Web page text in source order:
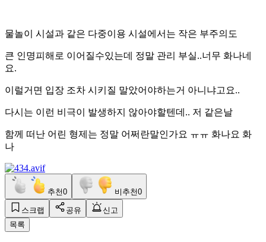
물놀이 시설과 같은 다중이용 시설에서는 작은 부주의도
큰 인명피해로 이어질수있는데 정말 관리 부실..너무 화나네
요.
이럴거면 입장 조차 시키질 말았어야하는거 아니냐고요..
다시는 이런 비극이 발생하지 않아야할텐데.. 저 같은날
함께 떠난 어린 형제는 정말 어쩌란말인가요 ㅠㅠ 화나요 화
나
추천0 비추천0
스크랩 공유
신고
목록